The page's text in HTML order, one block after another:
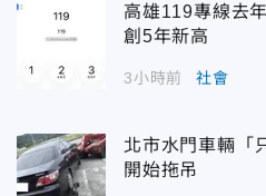
高雄119專線去
創5年新高
3小時前 社會
北市水門車輛
開始拖吊